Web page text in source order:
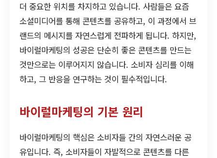
더 중요한 위치를 차지하고 있습니다. 사람들은 요즘
소셜미디어를 통해 콘텐츠를 공유하고, 이 과정에서 브
랜드의 메시지를 자연스럽게 전파하게 됩니다. 하지만,
바이럴마케팅의 성공은 단순히 좋은 콘텐츠를 만드는
것만으로는 이루어지지 않습니다. 소비자 심리를 이해
하고, 그 반응을 연구하는 것이 필수적입니다.
바이럴마케팅의 기본 원리
바이럴마케팅의 핵심은 소비자들 간의 자연스러운 공
유입니다. 즉, 소비자들이 자발적으로 콘텐츠를 다른